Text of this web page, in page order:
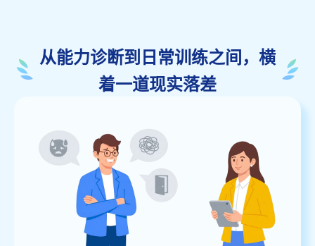
从能力诊断到日常训练之间，横
着一道现实落差